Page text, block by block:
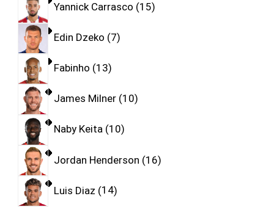
Yannick Carrasco 15
Edin Dzeko 7
Fabinho 13
James Milner 10
Naby Keita 10
Jordan Henderson 16
Luis Diaz 14